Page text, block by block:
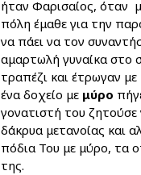
ήταν Φαρισαίος, όταν
πόλη έμαθε για την
να πάει να τον
αμαρτωλή γυναίκα στο
τραπέζι και έτρωγαν
ένα δοχείο με μύρο
γονατιστή του
δάκρυα μετανοίας και
πόδια Του με μύρο, τα
της.